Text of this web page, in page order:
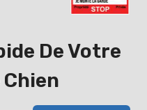
De Votre
Chien